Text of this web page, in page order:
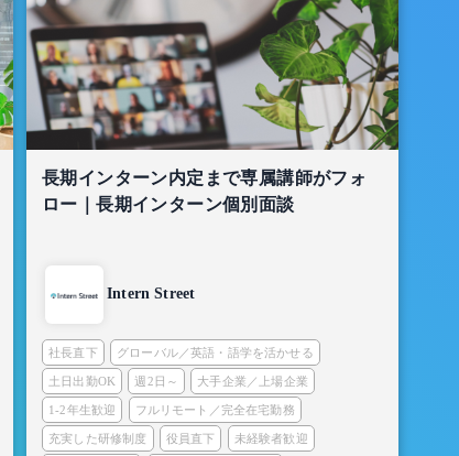
長期インターン内定まで専属講師がフォ
ロー｜長期インターン個別面談
Intern Street
社長直下 グローバル／英語・語学を活かせる
土日出勤OK 週2日～ 大手企業／上場企業
1-2年生歓迎 フルリモート／完全在宅勤務
充実した研修制度 役員直下 未経験者歓迎